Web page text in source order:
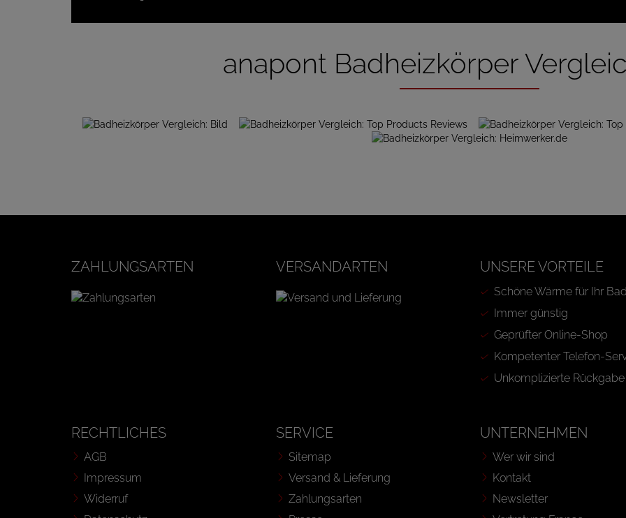
anapont Badheizkörper
ZAHLUNGSARTEN VERSANDARTEN UNSERE VORTEILE
Schöne Wärme für Ihr Bad
Immer günstig
Geprüfter Online-Shop
Kompetenter Telefon-
Unkomplizierte Rückgabe
RECHTLICHES
AGB
Impressum
Widerruf
SERVICE
Sitemap
Versand & Lieferung
Zahlungsarten
UNTERNEHMEN
Wer wir sind
Kontakt
Newsletter